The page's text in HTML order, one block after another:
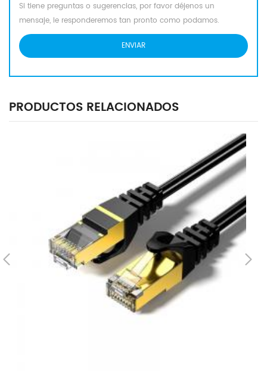
Si tiene preguntas o sugerencias, por favor déjenos un
mensaje, le responderemos tan pronto como podamos.
PRODUCTOS RELACIONADOS